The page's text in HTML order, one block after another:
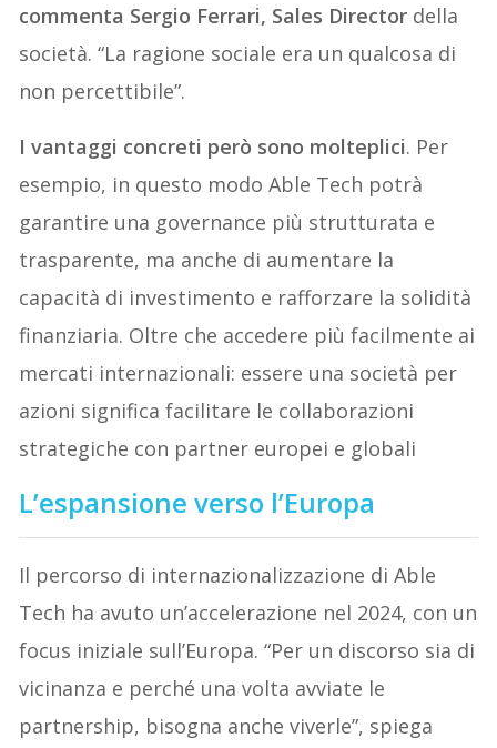
commenta Sergio Ferrari, Sales Director della
società. “La ragione sociale era un qualcosa di
non percettibile”.
I vantaggi concreti però sono molteplici. Per
esempio, in questo modo Able Tech potrà
garantire una governance più strutturata e
trasparente, ma anche di aumentare la
capacità di investimento e rafforzare la solidità
finanziaria. Oltre che accedere più facilmente ai
mercati internazionali: essere una società per
azioni significa facilitare le collaborazioni
strategiche con partner europei e globali
L’espansione verso l’Europa
Il percorso di internazionalizzazione di Able
Tech ha avuto un’accelerazione nel 2024, con un
focus iniziale sull’Europa. “Per un discorso sia di
vicinanza e perché una volta avviate le
partnership, bisogna anche viverle”, spiega